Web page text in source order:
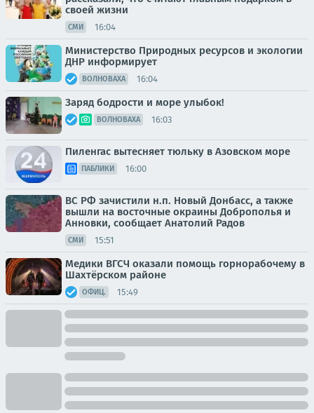
своей жизни
СМИ 16:04
Министерство Природных ресурсов и экологии
ДНР информирует
ВОЛНОВАХА 16:04
Заряд бодрости и море улыбок!
ВОЛНОВАХА 16:03
Пиленгас вытесняет тюльку в Азовском море
ПАБЛИКИ 16:00
ВС РФ зачистили н.п. Новый Донбасс, а также
вышли на восточные окраины Доброполья и
Анновки, сообщает Анатолий Радов
СМИ 15:51
Медики ВГСЧ оказали помощь горнорабочему в
Шахтёрском районе
ОФИЦ. 15:49